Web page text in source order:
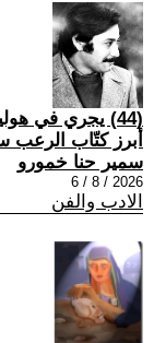
(44) يجري في
أبرز كتّاب الرعب
سمير حنا خمورو
2026 / 8 / 6
الادب والفن